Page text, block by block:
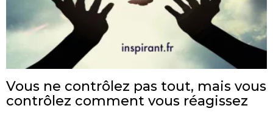
Vous ne contrôlez pas tout, mais vous
contrôlez comment vous réagissez